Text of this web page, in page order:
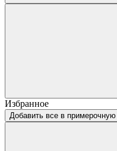
Избранное
Добавить все в примерочную